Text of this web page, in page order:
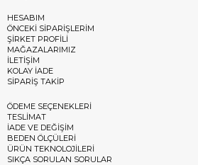
HESABIM
ÖNCEKİ SİPARİŞLERİM
ŞİRKET PROFİLİ
MAĞAZALARIMIZ
İLETİŞİM
KOLAY İADE
SİPARİŞ TAKİP
ÖDEME SEÇENEKLERİ
TESLİMAT
İADE VE DEĞİŞİM
BEDEN ÖLÇÜLERİ
ÜRÜN TEKNOLOJİLERİ
SIKÇA SORULAN SORULAR